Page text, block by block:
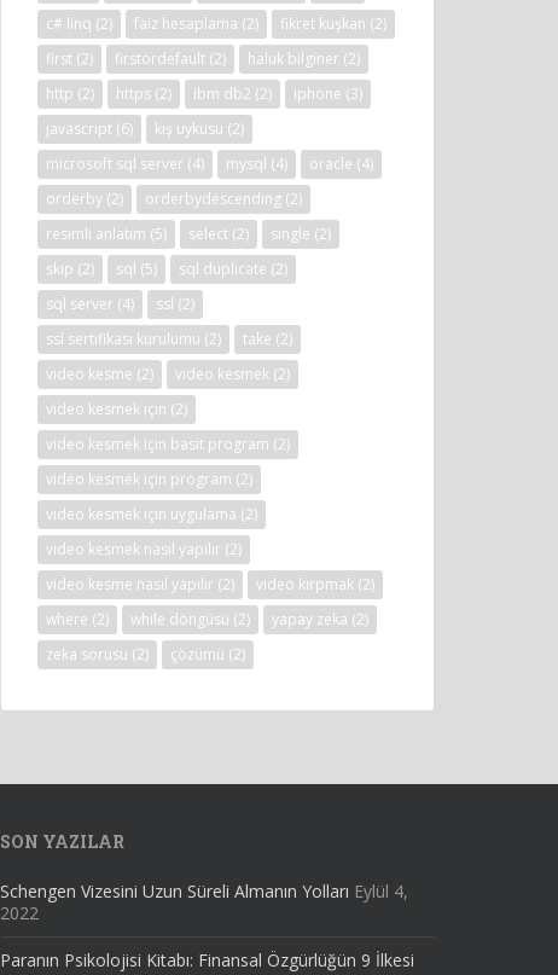
c# linq (2) faiz hesaplama (2) fikret kuşkan (2)
first (2) firstordefault (2) haluk bilginer (2)
http (2) https (2) ibm db2 (2) iphone (3)
javascript (6) kış uykusu (2)
microsoft sql server (4) mysql (4) oracle (4)
orderby (2) orderbydescending (2)
resimli anlatım (5) select (2) single (2)
skip (2) sql (5) sql duplicate (2)
sql server (4) ssl (2)
ssl sertifikası kurulumu (2) take (2)
video kesme (2) video kesmek (2)
video kesmek için (2)
video kesmek için basit program (2)
video kesmek için program (2)
video kesmek için uygulama (2)
video kesmek nasıl yapılır (2)
video kesme nasıl yapılır (2) video kırpmak (2)
where (2) while döngüsü (2) yapay zeka (2)
zeka sorusu (2) çözümü (2)
SON YAZILAR
Schengen Vizesini Uzun Süreli Almanın Yolları Eylül 4,
2022
Paranın Psikolojisi Kitabı: Finansal Özgürlüğün 9 İlkesi